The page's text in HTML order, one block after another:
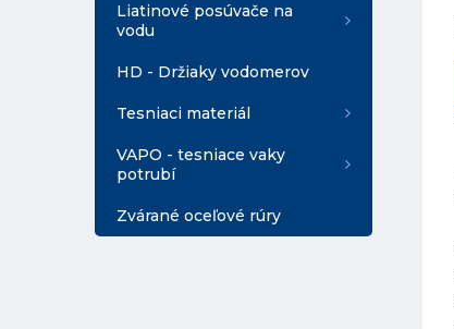
Liatinové posúvače na
vodu
HD - Držiaky vodomerov
Tesniaci materiál
VAPO - tesniace vaky
potrubí
Zvárané oceľové rúry